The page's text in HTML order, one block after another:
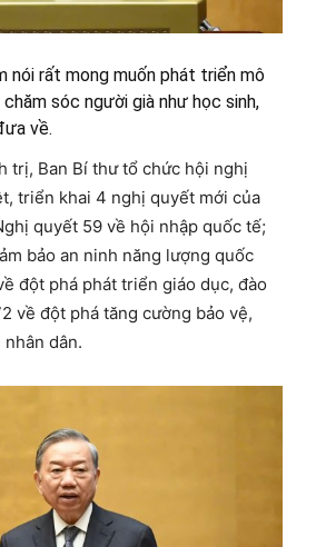
nói rất mong muốn phát triển mô
sóc người già như học sinh,
về.
trị, Ban Bí thư tổ chức hội nghị
triển khai 4 nghị quyết mới của
quyết 59 về hội nhập quốc tế;
bảo an ninh năng lượng quốc
đột phá phát triển giáo dục, đào
về đột phá tăng cường bảo vệ,
dân.